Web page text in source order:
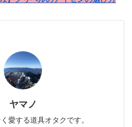
ヤマノ
愛する道具オタクです。